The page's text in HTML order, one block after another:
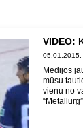
VIDEO:
05.01.2015.
Medijos
mūsu
vienu no